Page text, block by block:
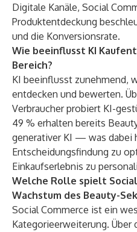
Digitale Kanäle, Social
Produktentdeckung
und die Konversionsrate.
Wie beeinflusst KI
Bereich?
KI beeinflusst zunehmend,
entdecken und bewerten.
Verbraucher probiert KI-
49 % erhalten bereits
generativer KI — was dabei
Entscheidungsfindung zu
Einkaufserlebnis zu
Welche Rolle spielt
Wachstum des Beauty-
Social Commerce ist ein
Kategorieerweiterung. Über